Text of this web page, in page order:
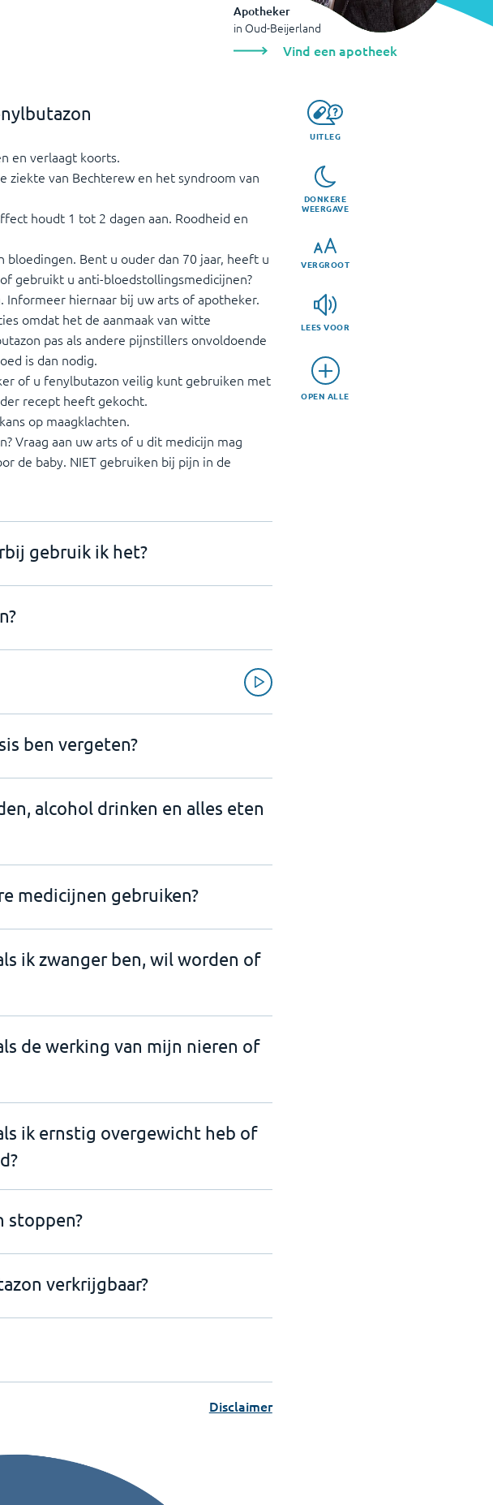
Apotheker
in Oud-Beijerland
Vind een apotheek
UITLEG
DONKERE
WEERGAVE
VERGROOT
LEES VOOR
OPEN ALLE
en verlaagt koorts.
ziekte van Bechterew en het syndroom van
houdt 1 tot 2 dagen aan. Roodheid en
bloedingen. Bent u ouder dan 70 jaar, heeft u
gebruikt u anti-bloedstollingsmedicijnen?
Informeer hiernaar bij uw arts of apotheker.
omdat het de aanmaak van witte
pas als andere pijnstillers onvoldoende
is dan nodig.
of u fenylbutazon veilig kunt gebruiken met
recept heeft gekocht.
op maagklachten.
Vraag aan uw arts of u dit medicijn mag
de baby. NIET gebruiken bij pijn in de
gebruik ik het?
ben vergeten?
alcohol drinken en alles eten
medicijnen gebruiken?
ik zwanger ben, wil worden of
de werking van mijn nieren of
ik ernstig overgewicht heb of
stoppen?
verkrijgbaar?
Disclaimer